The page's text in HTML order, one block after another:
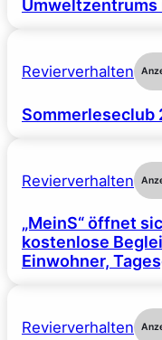
Revierverhalten
Sommerleseclub
Revierverhalten
„MeinS“ öffnet
kostenlose
Einwohner,
Revierverhalten